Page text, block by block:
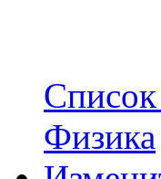
Физика